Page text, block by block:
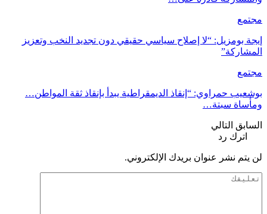
مجتمع
إيجة بومزيل: “لا إصلاح سياسي حقيقي دون تجديد النخب وتعزيز
المشاركة”
مجتمع
بوشعيب حمراوي: “إنقاذ الديمقراطية يبدأ بإنقاذ ثقة المواطن…
ومأساة سبتة…
السابق التالي
اترك رد
لن يتم نشر عنوان بريدك الإلكتروني.